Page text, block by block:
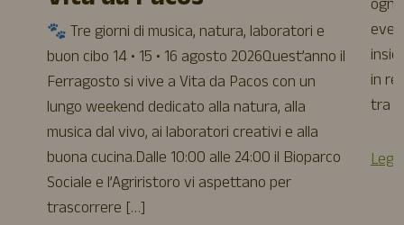
🐾 Tre giorni di musica, natura, laboratori e
buon cibo 14 • 15 • 16 agosto 2026Quest’anno il
Ferragosto si vive a Vita da Pacos con un
lungo weekend dedicato alla natura, alla
musica dal vivo, ai laboratori creativi e alla
buona cucina.Dalle 10:00 alle 24:00 il Bioparco
Sociale e l’Agriristoro vi aspettano per
trascorrere […]
in
tra